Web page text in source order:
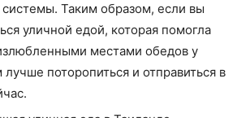
системы. Таким образом, если вы
уличной едой, которая помогла
местами обедов у
лучше поторопиться и отправиться в